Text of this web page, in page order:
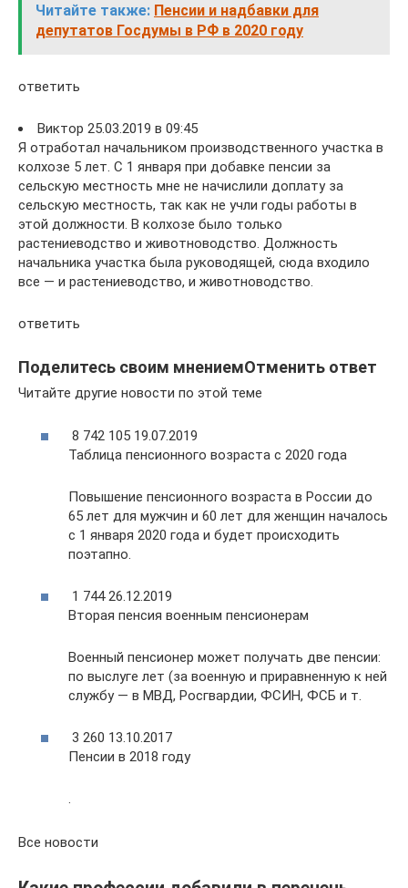
Читайте также: Пенсии и надбавки для
депутатов Госдумы в РФ в 2020 году
ответить
Виктор 25.03.2019 в 09:45
Я отработал начальником производственного участка в
колхозе 5 лет. С 1 января при добавке пенсии за
сельскую местность мне не начислили доплату за
сельскую местность, так как не учли годы работы в
этой должности. В колхозе было только
растениеводство и животноводство. Должность
начальника участка была руководящей, сюда входило
все — и растениеводство, и животноводство.
ответить
Поделитесь своим мнениемОтменить ответ
Читайте другие новости по этой теме
8 742 105 19.07.2019
Таблица пенсионного возраста с 2020 года
Повышение пенсионного возраста в России до
65 лет для мужчин и 60 лет для женщин началось
с 1 января 2020 года и будет происходить
поэтапно.
1 744 26.12.2019
Вторая пенсия военным пенсионерам
Военный пенсионер может получать две пенсии:
по выслуге лет (за военную и приравненную к ней
службу — в МВД, Росгвардии, ФСИН, ФСБ и т.
3 260 13.10.2017
Пенсии в 2018 году
Все новости